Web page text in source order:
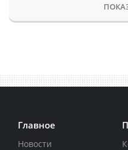
Главное
Новости